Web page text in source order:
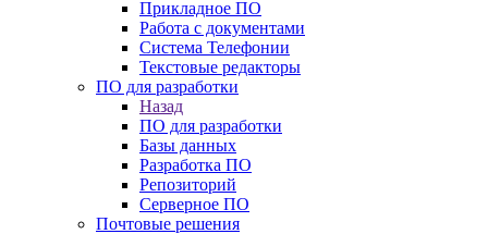
Прикладное ПО
Работа с документами
Система Телефонии
Текстовые редакторы
ПО для разработки
Назад
ПО для разработки
Базы данных
Разработка ПО
Репозиторий
Серверное ПО
Почтовые решения